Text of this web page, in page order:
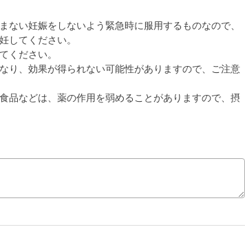
い妊娠をしないよう緊急時に服用するものなので、
してください。
ください。
り、効果が得られない可能性がありますので、ご注意
品などは、薬の作用を弱めることがありますので、摂